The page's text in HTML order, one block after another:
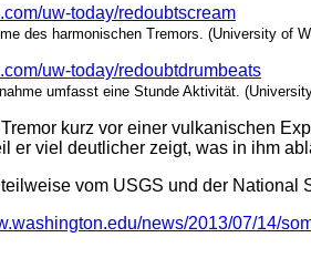
uw-today/redoubtscream
des harmonischen Tremors. (University of
uw-today/redoubtdrumbeats
umfasst eine Stunde Aktivität.
kurz vor einer vulkanischen
er viel deutlicher zeigt, was in ihm
vom USGS und der National
news/2013/07/14/